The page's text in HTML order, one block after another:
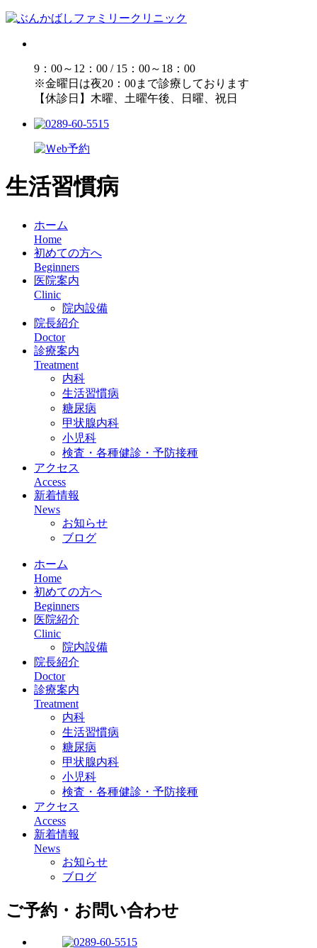
9：00～12：00 / 15：00～18：00
※金曜日は夜20：00まで診療しております
【休診日】木曜、土曜午後、日曜、祝日
生活習慣病
ホーム
Home
初めての方へ
Beginners
医院案内
Clinic
院内設備
院長紹介
Doctor
診療案内
Treatment
内科
生活習慣病
糖尿病
甲状腺内科
小児科
検査・各種健診・予防接種
アクセス
Access
新着情報
News
お知らせ
ブログ
ホーム
Home
初めての方へ
Beginners
医院紹介
Clinic
院内設備
院長紹介
Doctor
診療案内
Treatment
内科
生活習慣病
糖尿病
甲状腺内科
小児科
検査・各種健診・予防接種
アクセス
Access
新着情報
News
お知らせ
ブログ
ご予約・お問い合わせ